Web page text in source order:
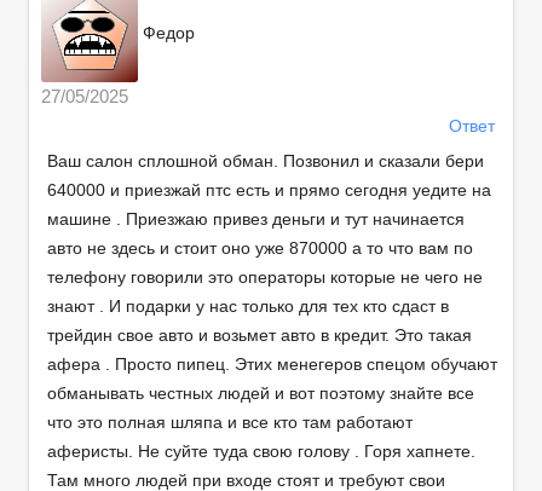
Федор
27/05/2025
Ответ
Ваш салон сплошной обман. Позвонил и сказали бери
640000 и приезжай птс есть и прямо сегодня уедите на
машине . Приезжаю привез деньги и тут начинается
авто не здесь и стоит оно уже 870000 а то что вам по
телефону говорили это операторы которые не чего не
знают . И подарки у нас только для тех кто сдаст в
трейдин свое авто и возьмет авто в кредит. Это такая
афера . Просто пипец. Этих менегеров спецом обучают
обманывать честных людей и вот поэтому знайте все
что это полная шляпа и все кто там работают
аферисты. Не суйте туда свою голову . Горя хапнете.
Там много людей при входе стоят и требуют свои